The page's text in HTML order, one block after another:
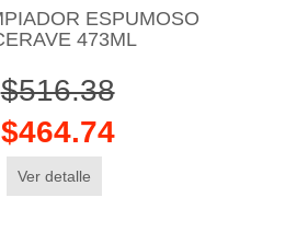
ESPUMOSO
473ML
$516.38
$464.74
Ver detalle